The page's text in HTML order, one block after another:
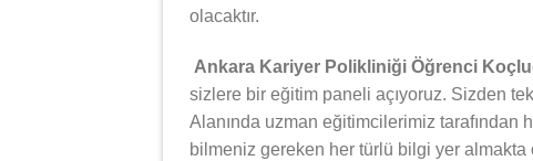
olacaktır.
Ankara Kariyer Polikliniği Öğrenci
sizlere bir eğitim paneli açıyoruz. Sizden
Alanında uzman eğitimcilerimiz tarafından
bilmeniz gereken her türlü bilgi yer